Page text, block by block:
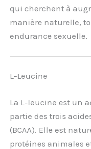
qui cherchent à
manière naturelle,
endurance sexuelle.
L-Leucine
La L-leucine est un
partie des trois
(BCAA). Elle est
protéines animales